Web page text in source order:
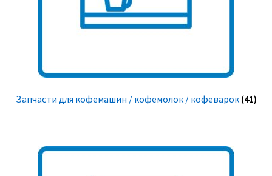
Запчасти для кофемашин / кофемолок / кофеварок (41)